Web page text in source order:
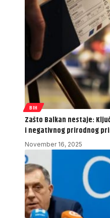
BIH
Zašto Balkan nestaje:
i negativnog prirodnog
November 16, 2025